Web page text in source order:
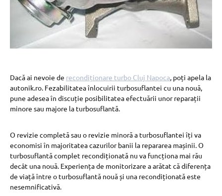
Dacă ai nevoie de recondiționare turbo Cluj Napoca, poți apela la
autonik.ro. Fezabilitatea înlocuirii turbosuflantei cu una nouă,
pune adesea în discuție posibilitatea efectuării unor reparații
minore sau majore la turbosuflantă.
O revizie completă sau o revizie minoră a turbosuflantei îți va
economisi în majoritatea cazurilor banii la repararea mașinii. O
turbosuflantă complet recondiționată nu va funcționa mai rău
decât una nouă. Experiența de monitorizare a arătat că diferența
de viață între o turbosuflantă nouă și una recondiționată este
nesemnificativă.